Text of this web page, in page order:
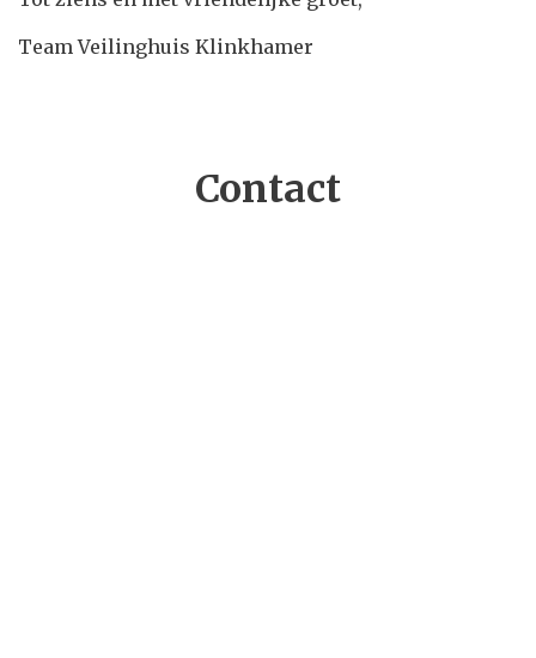
Team Veilinghuis Klinkhamer
Contact